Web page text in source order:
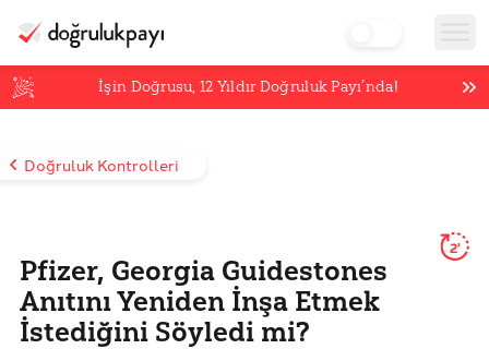
İşin Doğrusu,12 Yıldır Doğruluk Payı’nda!
Doğruluk Kontrolleri
Pfizer, Georgia Guidestones
Anıtını Yeniden İnşa Etmek
İstediğini Söyledi mi?
2'